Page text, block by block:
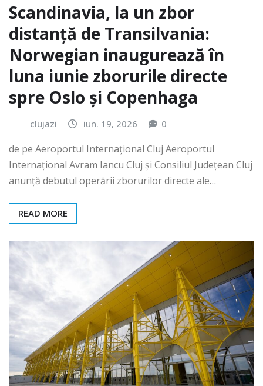
Scandinavia, la un zbor
distanță de Transilvania:
Norwegian inaugurează în
luna iunie zborurile directe
spre Oslo și Copenhaga
clujazi iun. 19, 2026 0
de pe Aeroportul Internaţional Cluj Aeroportul
Internațional Avram Iancu Cluj și Consiliul Județean Cluj
anunță debutul operării zborurilor directe ale…
READ MORE